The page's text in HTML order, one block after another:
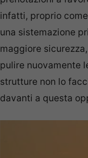
infatti, proprio
una sistemazione
maggiore
pulire nuovamente
strutture non lo
davanti a questa